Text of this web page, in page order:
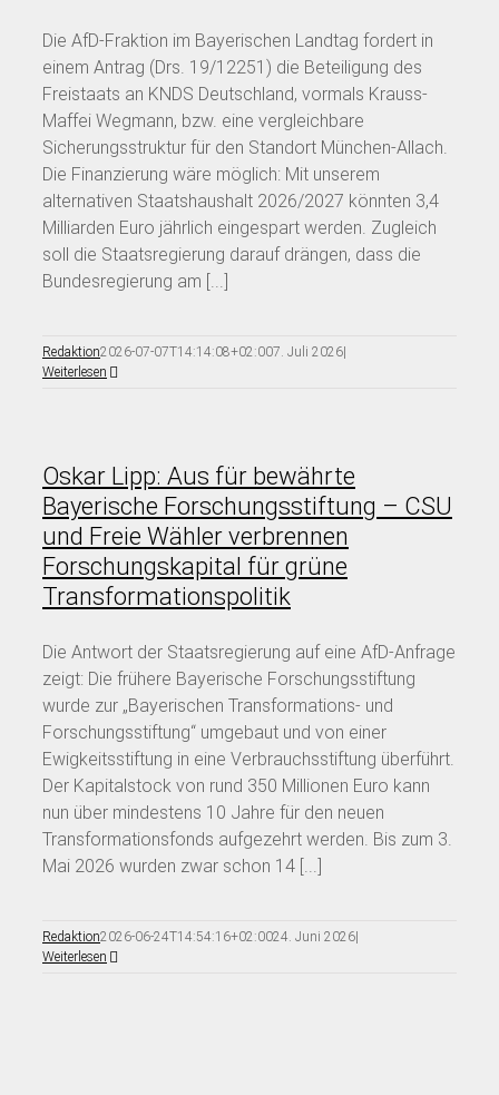
Die AfD-Fraktion im Bayerischen Landtag fordert in
einem Antrag (Drs. 19/12251) die Beteiligung des
Freistaats an KNDS Deutschland, vormals Krauss-
Maffei Wegmann, bzw. eine vergleichbare
Sicherungsstruktur für den Standort München-Allach.
Die Finanzierung wäre möglich: Mit unserem
alternativen Staatshaushalt 2026/2027 könnten 3,4
Milliarden Euro jährlich eingespart werden. Zugleich
soll die Staatsregierung darauf drängen, dass die
Bundesregierung am [...]
Redaktion2026-07-07T14:14:08+02:007. Juli 2026|
Weiterlesen
Oskar Lipp: Aus für bewährte
Bayerische Forschungsstiftung – CSU
und Freie Wähler verbrennen
Forschungskapital für grüne
Transformationspolitik
Die Antwort der Staatsregierung auf eine AfD-Anfrage
zeigt: Die frühere Bayerische Forschungsstiftung
wurde zur „Bayerischen Transformations- und
Forschungsstiftung“ umgebaut und von einer
Ewigkeitsstiftung in eine Verbrauchsstiftung überführt.
Der Kapitalstock von rund 350 Millionen Euro kann
nun über mindestens 10 Jahre für den neuen
Transformationsfonds aufgezehrt werden. Bis zum 3.
Mai 2026 wurden zwar schon 14 [...]
Redaktion2026-06-24T14:54:16+02:0024. Juni 2026|
Weiterlesen